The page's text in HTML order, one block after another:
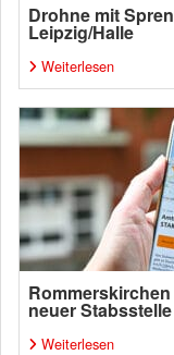
Drohne mit
Leipzig/Halle
Weiterlesen
neuer Stabsstelle
Weiterlesen